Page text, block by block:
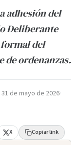
adhesión del
Deliberante
del
de ordenanzas.
31 de mayo de 2026·
X Copiar link